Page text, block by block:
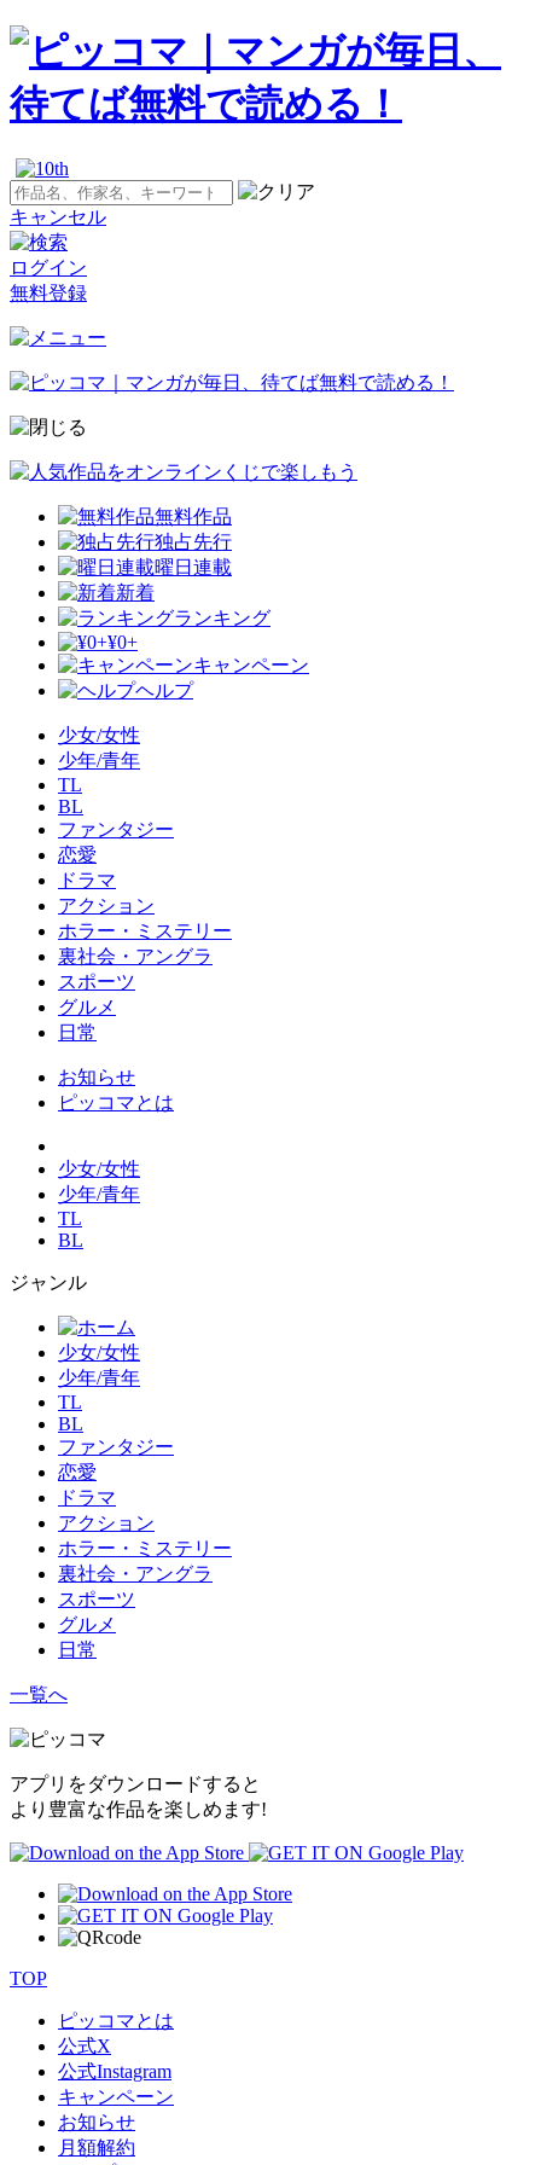
キャンセル
ログイン
無料登録
無料作品
独占先行
曜日連載
新着
ランキング
¥0+
キャンペーン
ヘルプ
少女/女性
少年/青年
TL
BL
ファンタジー
恋愛
ドラマ
アクション
ホラー・ミステリー
裏社会・アングラ
スポーツ
グルメ
日常
お知らせ
ピッコマとは
少女/女性
少年/青年
TL
BL
ジャンル
少女/女性
少年/青年
TL
BL
ファンタジー
恋愛
ドラマ
アクション
ホラー・ミステリー
裏社会・アングラ
スポーツ
グルメ
日常
一覧へ
アプリをダウンロードすると
より豊富な作品を楽しめます!
TOP
ピッコマとは
公式X
公式Instagram
キャンペーン
お知らせ
月額解約